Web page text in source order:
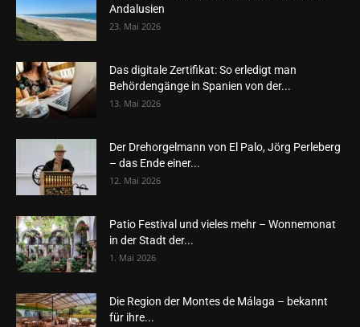
Andalusien
23. Mai 2026
Das digitale Zertifikat: So erledigt man
Behördengänge in Spanien von der...
13. Mai 2026
Der Drehorgelmann von El Palo, Jörg Perleberg
– das Ende einer...
12. Mai 2026
Patio Festival und vieles mehr – Wonnemonat
in der Stadt der...
1. Mai 2026
Die Region der Montes de Málaga – bekannt
für ihre...